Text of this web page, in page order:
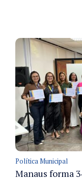
Política Municipal